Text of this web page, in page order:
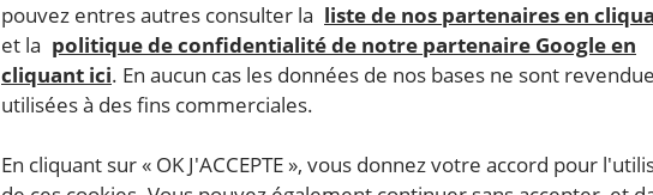
pouvez entres autres consulter la liste de nos partenaires en
et la politique de confidentialité de notre partenaire Google en
cliquant ici. En aucun cas les données de nos bases ne sont
utilisées à des fins commerciales.
En cliquant sur « OK J'ACCEPTE », vous donnez votre accord pour